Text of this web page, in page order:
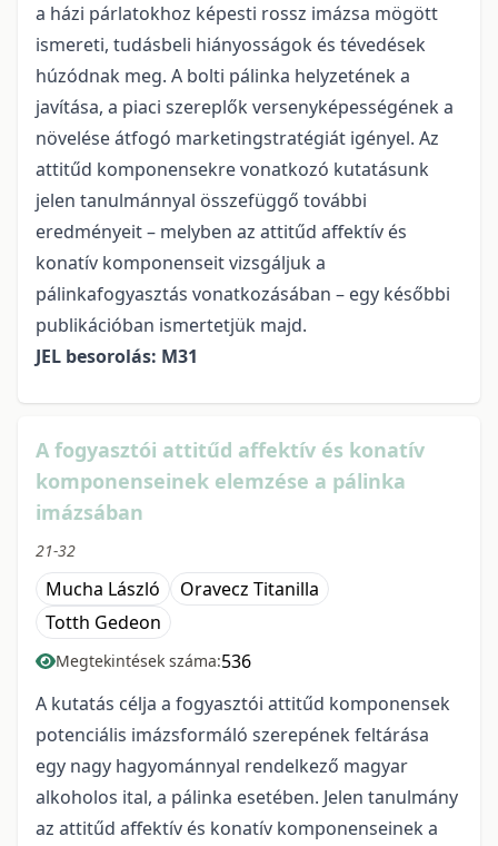
a házi párlatokhoz képesti rossz imázsa mögött
ismereti, tudásbeli hiányosságok és tévedések
húzódnak meg. A bolti pálinka helyzetének a
javítása, a piaci szereplők versenyképességének a
növelése átfogó marketingstratégiát igényel. Az
attitűd komponensekre vonatkozó kutatásunk
jelen tanulmánnyal összefüggő további
eredményeit – melyben az attitűd affektív és
konatív komponenseit vizsgáljuk a
pálinkafogyasztás vonatkozásában – egy későbbi
publikációban ismertetjük majd.
JEL besorolás: M31
A fogyasztói attitűd affektív és konatív
komponenseinek elemzése a pálinka
imázsában
21-32
Mucha László
Oravecz Titanilla
Totth Gedeon
Megtekintések száma:536
A kutatás célja a fogyasztói attitűd komponensek
potenciális imázsformáló szerepének feltárása
egy nagy hagyománnyal rendelkező magyar
alkoholos ital, a pálinka esetében. Jelen tanulmány
az attitűd affektív és konatív komponenseinek a